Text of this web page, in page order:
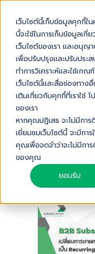
เว็บไซต์นี้เก็บข้อมูลคุกกี้
นี้จะใช้ในการเก็บข้อมูล
เว็บไซต์ของเรา และอนุญ
เพื่อปรับปรุงและปรับประ
ทำการวิเคราะห์และใช้เก
เว็บไซต์นี้และสื่อช่องทา
เติมเกี่ยวกับคุกกี้ที่เราใช้
ของเรา
หากคุณปฏิเสธ จะไม่มีกา
เยี่ยมชมเว็บไซต์นี้ จะมีการ
คุณเพื่อจดจำว่าจะไม่มีกา
ของคุณ
ยอมรับ
B2B
การขายครั้งเ
REVENUE
Audio